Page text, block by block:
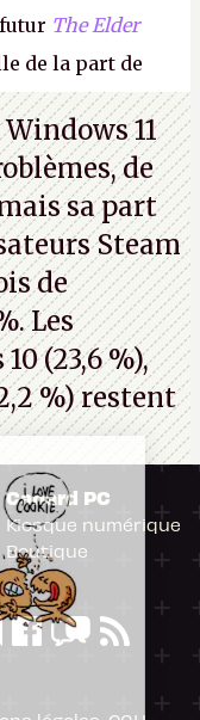
The Elder
de la part de
confirme
11
de
sa part
Steam
de
Les
(23,6 %),
%) restent
Canard PC
Kiosque numérique
Boutique